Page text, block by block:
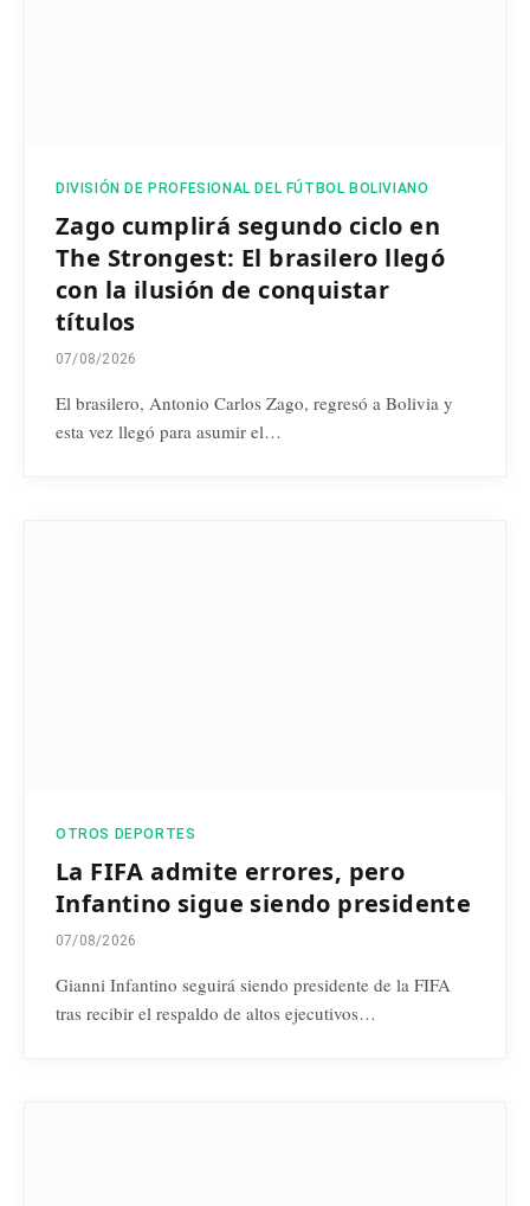
DIVISIÓN DE PROFESIONAL DEL FÚTBOL BOLIVIANO
Zago cumplirá segundo ciclo en
The Strongest: El brasilero llegó
con la ilusión de conquistar
títulos
07/08/2026
El brasilero, Antonio Carlos Zago, regresó a Bolivia y
esta vez llegó para asumir el…
OTROS DEPORTES
La FIFA admite errores, pero
Infantino sigue siendo presidente
07/08/2026
Gianni Infantino seguirá siendo presidente de la FIFA
tras recibir el respaldo de altos ejecutivos…